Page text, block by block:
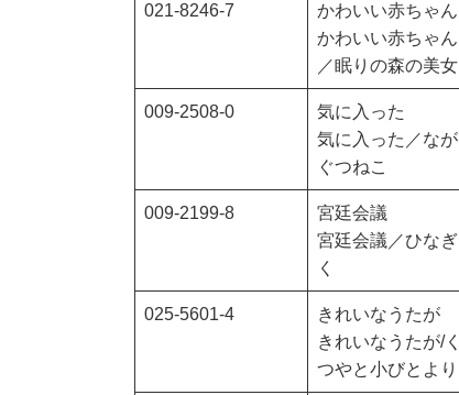
021-8246-7
かわいい赤ちゃん
かわいい赤ちゃん
／眠りの森の美女
009-2508-0
気に入った
気に入った／なが
ぐつねこ
009-2199-8
宮廷会議
宮廷会議／ひなぎ
く
025-5601-4
きれいなうたが
きれいなうたが/く
つやと小びとより